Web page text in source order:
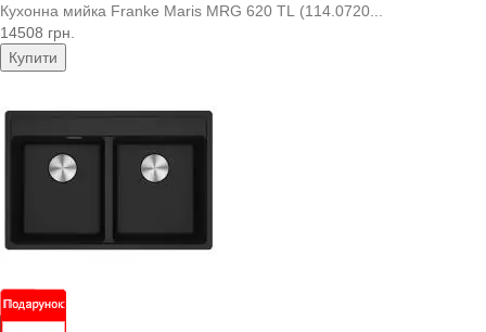
Кухонна мийка Franke Maris MRG 620 TL (114.0720...
14508 грн.
Купити